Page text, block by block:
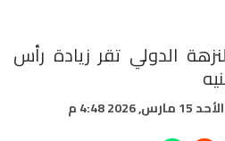
الدولي تقر زيادة رأس
الأحد 15 مارس, 2026 4:48 م